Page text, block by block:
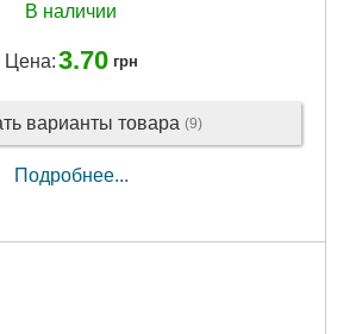
В наличии
Цена:3.70 грн
варианты товара (9)
Подробнее...